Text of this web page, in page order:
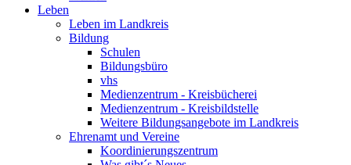
Leben
Leben im Landkreis
Bildung
Schulen
Bildungsbüro
vhs
Medienzentrum - Kreisbücherei
Medienzentrum - Kreisbildstelle
Weitere Bildungsangebote im Landkreis
Ehrenamt und Vereine
Koordinierungszentrum